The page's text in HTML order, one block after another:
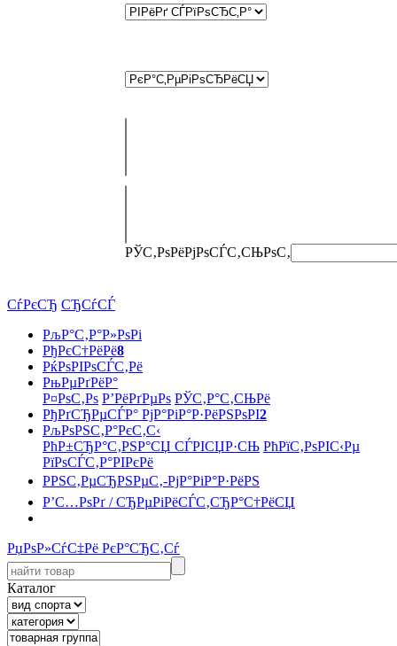
РЎС‚РѕРёРјРѕСЃС‚СЊРѕС‚
СѓРєСЂ СЂСѓСЃ
РљР°С‚Р°Р»РѕРі
РђРєС†РёРё8
РќРѕРІРѕСЃС‚Рё
РњРµРґРёР°
Р¤РѕС‚Рѕ Р’РёРґРµРѕ РЎС‚Р°С‚СЊРё
РђРґСЂРµСЃР° РјР°РіР°Р·РёРЅРѕРІ2
РљРѕРЅС‚Р°РєС‚С‹
РћР±СЂР°С‚РЅР°СЏ СЃРІСЏР·СЊ РћРїС‚РѕРІС‹Рµ
РїРѕСЃС‚Р°РІРєРё
РРЅС‚РµСЂРЅРµС‚-РјР°РіР°Р·РёРЅ
Р’С…РѕРґ / СЂРµРіРёСЃС‚СЂР°С†РёСЏ
РџРѕР»СѓС‡Рё РєР°СЂС‚Сѓ
Каталог